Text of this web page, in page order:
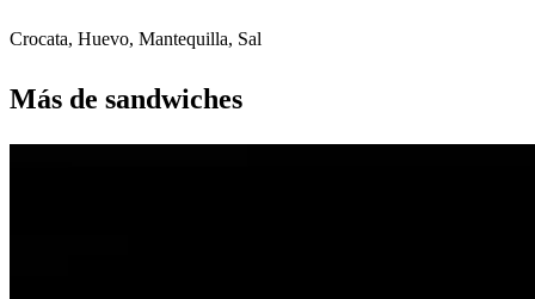
Crocata, Huevo, Mantequilla, Sal
Más de sandwiches